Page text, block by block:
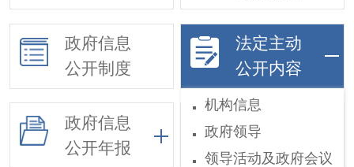
政府信息
公开制度
法定主动
公开内容
机构信息
政府领导
领导活动及政府会议
政府信息
公开年报
依申请公开